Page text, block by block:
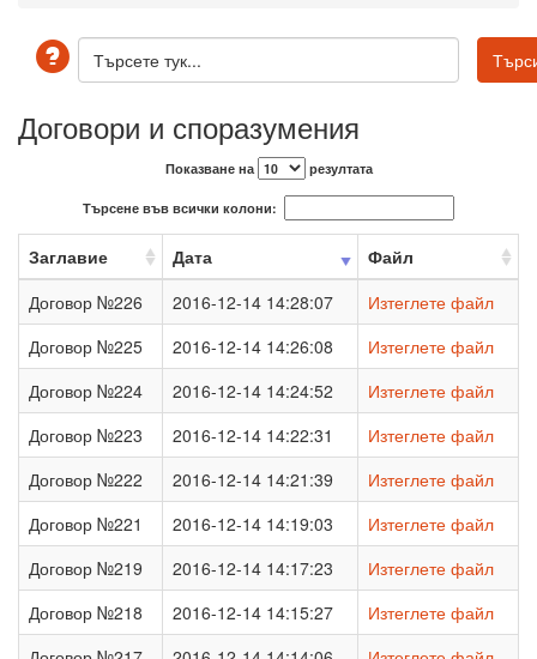
Договори и споразумения
Показване на резултата
Търсене във всички колони:
Заглавие Дата
Файл
Договор №226
2016-12-14 14:28:07
Изтеглете файл
Договор №225
2016-12-14 14:26:08
Изтеглете файл
Договор №224
2016-12-14 14:24:52
Изтеглете файл
Договор №223
2016-12-14 14:22:31
Изтеглете файл
Договор №222
2016-12-14 14:21:39
Изтеглете файл
Договор №221
2016-12-14 14:19:03
Изтеглете файл
Договор №219
2016-12-14 14:17:23
Изтеглете файл
Договор №218
2016-12-14 14:15:27
Изтеглете файл